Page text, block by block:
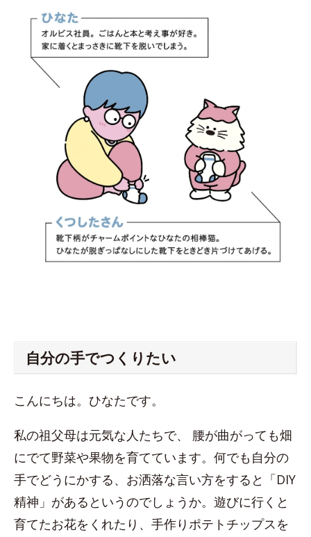
自分の手でつくりたい
こんにちは。ひなたです。
私の祖父母は元気な人たちで、 腰が曲がっても畑
にでて野菜や果物を育てています。何でも自分の
手でどうにかする、お洒落な言い方をすると「DIY
精神」があるというのでしょうか。遊びに行くと
育てたお花をくれたり、手作りポテトチップスを